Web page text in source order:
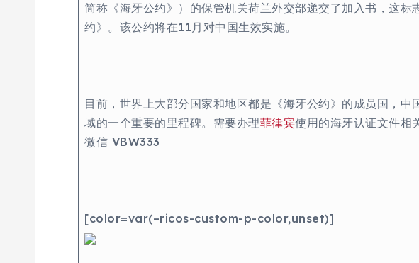
简称《海牙公约》）的保管机关荷兰外交部递交了加入书，这标
约》。该公约将在11月对中国生效实施。
目前，世界上大部分国家和地区都是《海牙公约》的成员国，中
域的一个重要的里程碑。需要办理菲律宾使用的海牙认证文件相
微信 VBW333
[color=var(–ricos-custom-p-color,unset)]